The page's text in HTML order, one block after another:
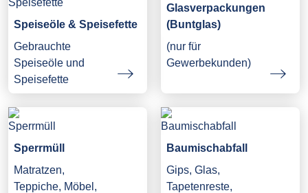
Speiseöle & Speisefette
Gebrauchte
Speiseöle und
Speisefette
Glasverpackungen
(Buntglas)
(nur für
Gewerbekunden)
Sperrmüll
Matratzen,
Teppiche, Möbel,
Baumischabfall
Gips, Glas,
Tapetenreste,